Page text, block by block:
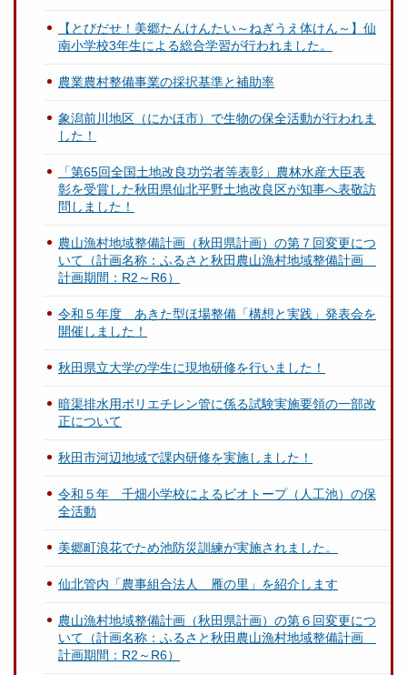
【とびだせ！美郷たんけんたい～ねぎうえ体けん～】仙
南小学校3年生による総合学習が行われました。
農業農村整備事業の採択基準と補助率
象潟前川地区（にかほ市）で生物の保全活動が行われま
した！
「第65回全国土地改良功労者等表彰」農林水産大臣表
彰を受賞した秋田県仙北平野土地改良区が知事へ表敬訪
問しました！
農山漁村地域整備計画（秋田県計画）の第７回変更につ
いて（計画名称：ふるさと秋田農山漁村地域整備計画
計画期間：R2～R6）
令和５年度 あきた型ほ場整備「構想と実践」発表会を
開催しました！
秋田県立大学の学生に現地研修を行いました！
暗渠排水用ポリエチレン管に係る試験実施要領の一部改
正について
秋田市河辺地域で課内研修を実施しました！
令和５年 千畑小学校によるビオトープ（人工池）の保
全活動
美郷町浪花でため池防災訓練が実施されました。
仙北管内「農事組合法人 雁の里」を紹介します
農山漁村地域整備計画（秋田県計画）の第６回変更につ
いて（計画名称：ふるさと秋田農山漁村地域整備計画
計画期間：R2～R6）